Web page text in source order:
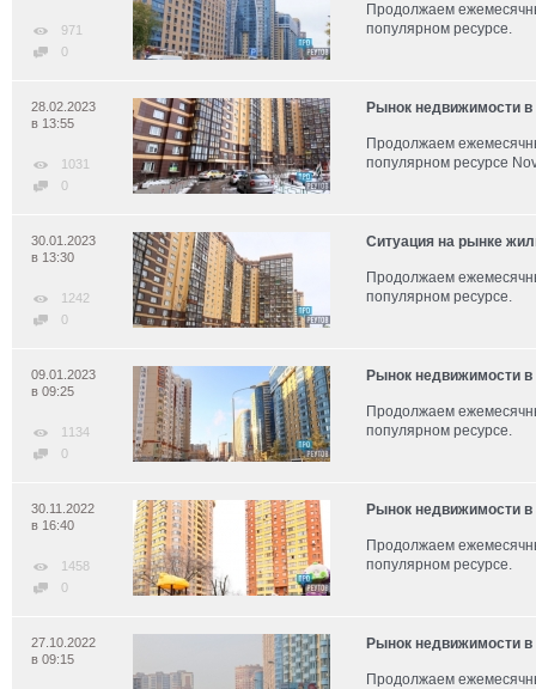
Продолжаем
популярном ресурсе.
971
0
Рынок недвижимости
Продолжаем
популярном ресурсе
28.02.2023
в 13:55
1031
0
Ситуация на рынке
Продолжаем
популярном ресурсе.
30.01.2023
в 13:30
1242
0
Рынок недвижимости в
Продолжаем
популярном ресурсе.
09.01.2023
в 09:25
1134
0
Рынок недвижимости в
Продолжаем
популярном ресурсе.
30.11.2022
в 16:40
1458
0
Рынок недвижимости в
Продолжаем
27.10.2022
в 09:15